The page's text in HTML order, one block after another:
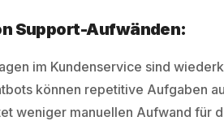
Support-Aufwänden:
im Kundenservice sind
können repetitive Aufgaben
weniger manuellen Aufwand für